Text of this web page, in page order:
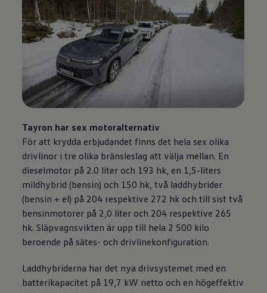
Tayron har sex motoralternativ
För att krydda erbjudandet finns det hela sex olika
drivlinor i tre olika bränsleslag att välja mellan. En
dieselmotor på 2.0 liter och 193 hk, en 1,5-liters
mildhybrid (bensin) och 150 hk, två laddhybrider
(bensin + el) på 204 respektive 272 hk och till sist två
bensinmotorer på 2,0 liter och 204 respektive 265
hk. Släpvagnsvikten är upp till hela 2 500 kilo
beroende på sätes- och drivlinekonfiguration.
Laddhybriderna har det nya drivsystemet med en
batterikapacitet på 19,7 kW netto och en högeffektiv